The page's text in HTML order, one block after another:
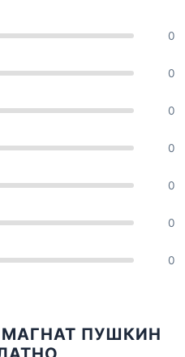
0
0
0
0
0
0
0
ПУШКИН